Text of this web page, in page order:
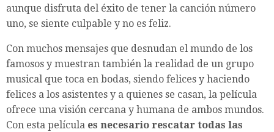
aunque disfruta del éxito de tener la canción número
uno, se siente culpable y no es feliz.
Con muchos mensajes que desnudan el mundo de los
famosos y muestran también la realidad de un grupo
musical que toca en bodas, siendo felices y haciendo
felices a los asistentes y a quienes se casan, la película
ofrece una visión cercana y humana de ambos mundos.
Con esta película es necesario rescatar todas las